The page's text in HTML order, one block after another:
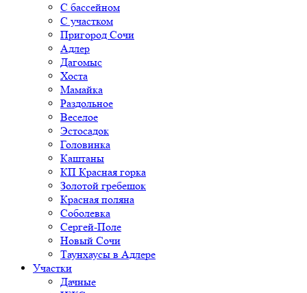
С бассейном
С участком
Пригород Сочи
Адлер
Дагомыс
Хоста
Мамайка
Раздольное
Веселое
Эстосадок
Головинка
Каштаны
КП Красная горка
Золотой гребешок
Красная поляна
Соболевка
Сергей-Поле
Новый Сочи
Таунхаусы в Адлере
Участки
Дачные